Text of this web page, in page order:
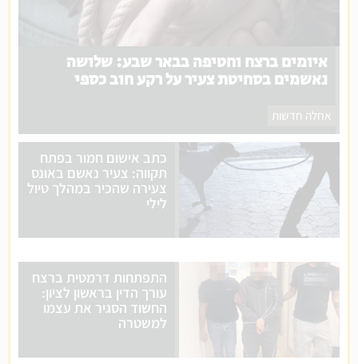
איומים ברצח וחטיפה בבאר שבע: שלושה
נאשמים בסחיטת צעיר על רקע חוב כספי
אחלה חדשות
כתב אישום חמור בפתח
תקווה: צעיר נאשם באונס
צעירה שהכיר במהלך טיול
לילי
התפתחות דרמטית ברצח
עורך הדין בראשון לציון:
החשוד הסגיר את עצמו
למשטרה